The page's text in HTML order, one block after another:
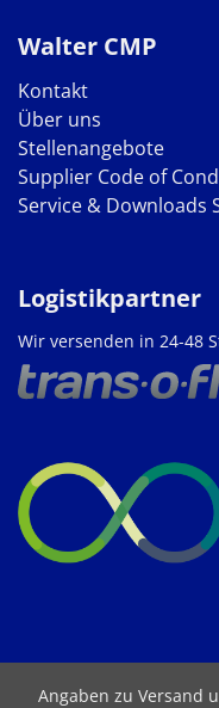
Walter CMP
Kontakt
Über uns
Stellenangebote
Supplier Code of
Service & Downloads
Logistikpartner
Wir versenden in 24-48
Angaben zu Versand